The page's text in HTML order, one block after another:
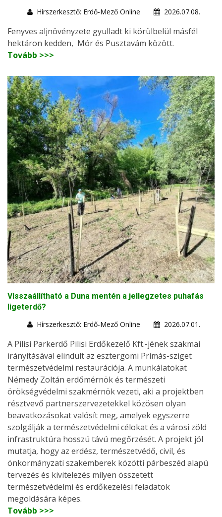
Hírszerkesztő: Erdő-Mező Online
2026.07.08.
Fenyves aljnövényzete gyulladt ki körülbelül másfél
hektáron kedden, Mór és Pusztavám között.
Tovább >>>
VIsszaállítható a Duna mentén a jellegzetes puhafás
ligeterdő?
Hírszerkesztő: Erdő-Mező Online
2026.07.01.
A Pilisi Parkerdő Pilisi Erdőkezelő Kft.-jének szakmai
irányításával elindult az esztergomi Prímás-sziget
természetvédelmi restaurációja. A munkálatokat
Némedy Zoltán erdőmérnök és természeti
örökségvédelmi szakmérnök vezeti, aki a projektben
résztvevő partnerszervezetekkel közösen olyan
beavatkozásokat valósít meg, amelyek egyszerre
szolgálják a természetvédelmi célokat és a városi zöld
infrastruktúra hosszú távú megőrzését. A projekt jól
mutatja, hogy az erdész, természetvédő, civil, és
önkormányzati szakemberek közötti párbeszéd alapú
tervezés és kivitelezés milyen összetett
természetvédelmi és erdőkezelési feladatok
megoldására képes.
Tovább >>>